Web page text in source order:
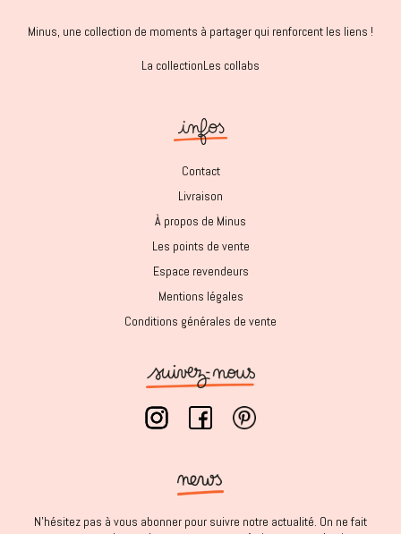
Minus, une collection de moments à partager qui renforcent les liens !
La collectionLes collabs
Contact
Livraison
À propos de Minus
Les points de vente
Espace revendeurs
Mentions légales
Conditions générales de vente
N'hésitez pas à vous abonner pour suivre notre actualité. On ne fait